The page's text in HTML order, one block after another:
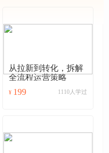
从拉新到转化，拆解
全流程运营策略
¥ 199 1110人学过